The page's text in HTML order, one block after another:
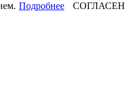
Подробнее СОГЛАСЕН